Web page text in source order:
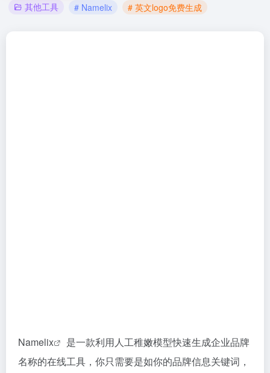
其他工具 # Namelix # 英文logo免费生成
Namelix
是一款利用人工稚嫩模型快速生成企业品牌
名称的在线工具，你只需要是如你的品牌信息关键词，